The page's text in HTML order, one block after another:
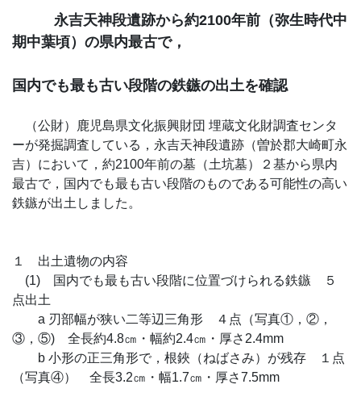
永吉天神段遺跡から約2100年前（弥生時代中
期中葉頃）の県内最古で，
国内でも最も古い段階の鉄鏃の出土を確認
（公財）鹿児島県文化振興財団 埋蔵文化財調査センタ
ーが発掘調査している，永吉天神段遺跡（曽於郡大崎町永
吉）において，約2100年前の墓（土坑墓）２基から県内
最古で，国内でも最も古い段階のものである可能性の高い
鉄鏃が出土しました。
１ 出土遺物の内容
(1) 国内でも最も古い段階に位置づけられる鉄鏃 ５
点出土
a 刃部幅が狭い二等辺三角形 ４点（写真①，②，
③，⑤) 全長約4.8㎝・幅約2.4㎝・厚さ2.4mm
b 小形の正三角形で，根鋏（ねばさみ）が残存 １点
（写真④） 全長3.2㎝・幅1.7㎝・厚さ7.5mm